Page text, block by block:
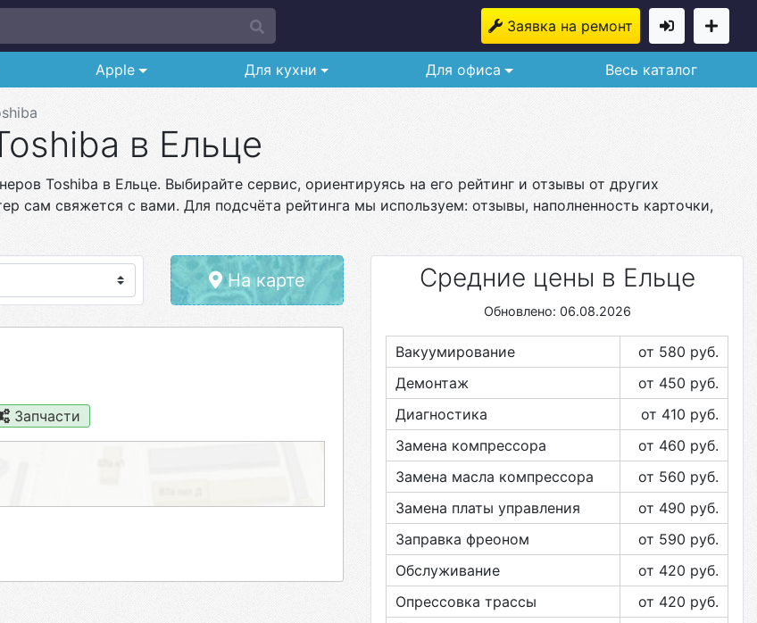
Заявка на ремонт
Apple Для кухни Для офиса Весь каталог
в Ельце
Toshiba в Ельце. Выбирайте сервис, ориентируясь на его рейтинг и отзывы от других
сам свяжется с вами. Для подсчёта рейтинга мы используем: отзывы, наполненность карточки,
На карте
Запчасти
Средние цены в Ельце
Обновлено: 06.08.2026
Вакуумирование от 580 руб.
Демонтаж
от 450 руб.
Диагностика
от 410 руб.
Замена компрессора
от 460 руб.
Замена масла компрессора
от 560 руб.
Замена платы управления
от 490 руб.
Заправка фреоном
от 590 руб.
Обслуживание
от 420 руб.
Опрессовка трассы
от 420 руб.